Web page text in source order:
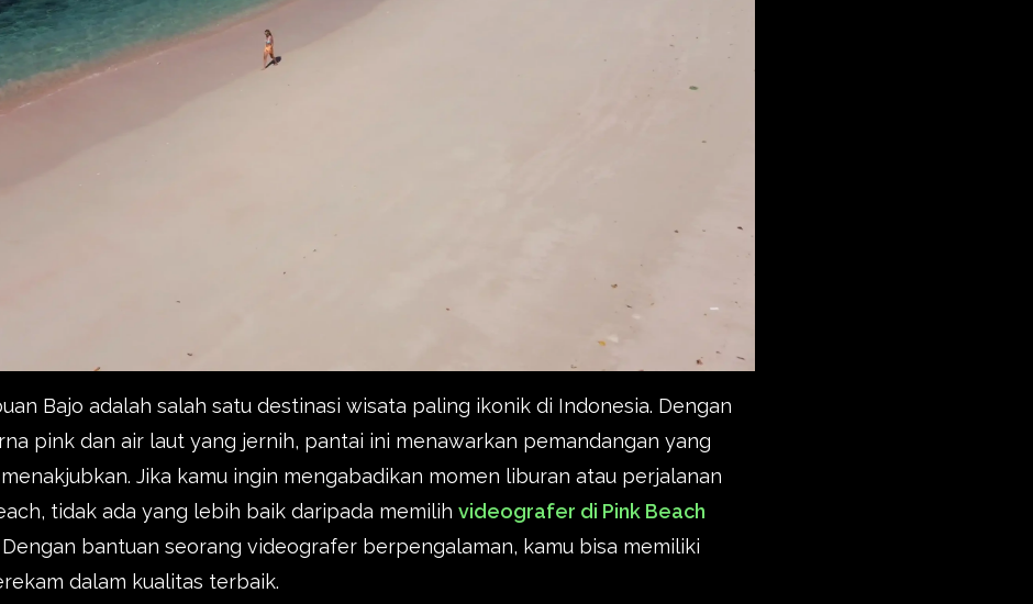
Bajo adalah salah satu destinasi wisata paling ikonik di Indonesia. Dengan
pink dan air laut yang jernih, pantai ini menawarkan pemandangan yang
Jika kamu ingin mengabadikan momen liburan atau perjalanan
tidak ada yang lebih baik daripada memilihvideografer di Pink Beach
bantuan seorang videografer berpengalaman, kamu bisa memiliki
dalam kualitas terbaik.